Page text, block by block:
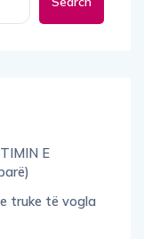
E
truke të vogla